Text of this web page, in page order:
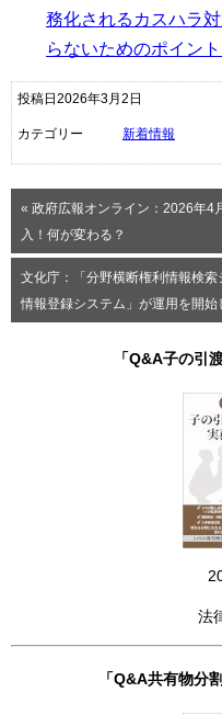
務化されるカスハラ
らないためのポイン
投稿日2026年3月2日
カテゴリー 新着情報
« 政府広報オンライン：2026年4
入！何が変わる？
文化庁：「分野横断権利情報検
情報登録システム」が運用を開始
「Q&A子の引
法
「Q&A共有物分